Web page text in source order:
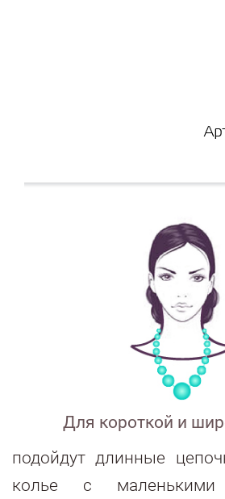
Для короткой и
подойдут длинные
колье с